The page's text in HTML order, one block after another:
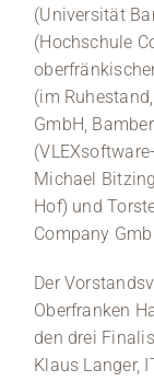
(Universität
(Hochschule
(im
GmbH,
Michael
Hof) und
Company
Der
Oberfranken
den drei
Klaus Langer,